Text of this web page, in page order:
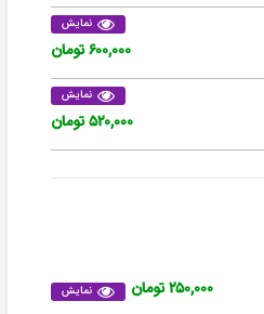
نمایش
۶۰۰,۰۰۰ تومان
نمایش
۵۲۰,۰۰۰ تومان
نمایش ۲۵۰,۰۰۰ تومان